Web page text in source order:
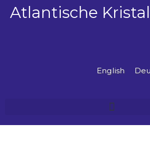
Zum
InhaltAtlantische
English